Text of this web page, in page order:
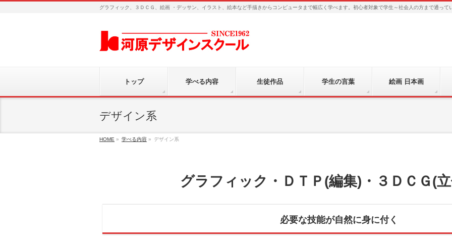
グラフィック、３ＤＣＧ、絵画 ・デッサン、イラスト、絵本など手描きからコンピュータまで幅広く学べます。初心者対象で学生～社会人の方まで通って
トップ 学べる内容 生徒作品 学生の言葉 絵画 日本画
デザイン系
HOME » 学べる内容 » デザイン系
グラフィック・ＤＴＰ(編集)・３ＤＣＧ(
必要な技能が自然に身に付く